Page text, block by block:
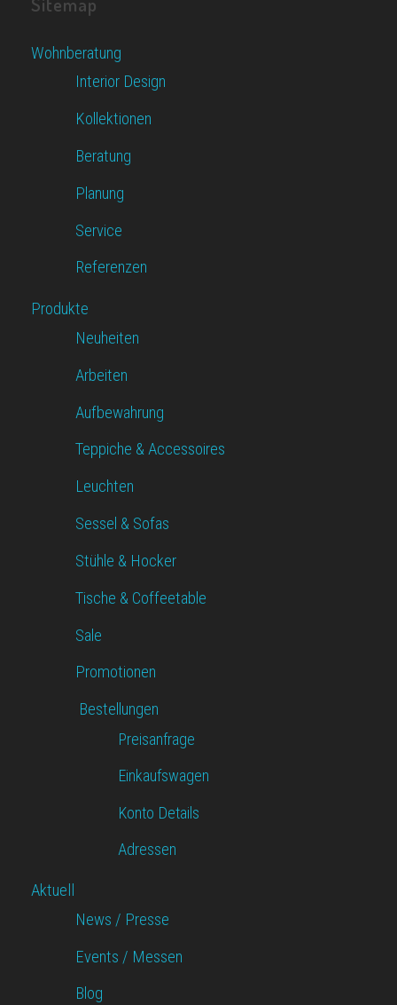
Wohnberatung
Interior Design
Kollektionen
Beratung
Planung
Service
Referenzen
Produkte
Neuheiten
Arbeiten
Aufbewahrung
Teppiche & Accessoires
Leuchten
Sessel & Sofas
Stühle & Hocker
Tische & Coffeetable
Sale
Promotionen
Bestellungen
Preisanfrage
Einkaufswagen
Konto Details
Adressen
Aktuell
News / Presse
Events / Messen
Blog